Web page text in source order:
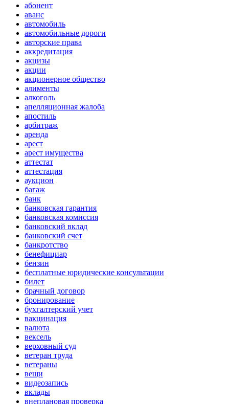
абонент
аванс
автомобиль
автомобильные дороги
авторские права
аккредитация
акцизы
акции
акционерное общество
алименты
алкоголь
апелляционная жалоба
апостиль
арбитраж
аренда
арест
арест имущества
аттестат
аттестация
аукцион
багаж
банк
банковская гарантия
банковская комиссия
банковский вклад
банковский счет
банкротство
бенефициар
бензин
бесплатные юридические консультации
билет
брачный договор
бронирование
бухгалтерский учет
вакцинация
валюта
вексель
верховный суд
ветеран труда
ветераны
вещи
видеозапись
вклады
внеплановая проверка